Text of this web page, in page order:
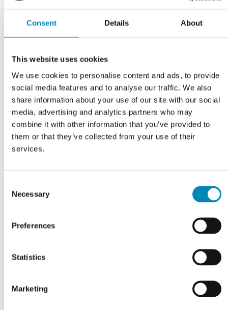
Consent Details About
This website uses cookies
We use cookies to personalise content and ads, to provide
social media features and to analyse our traffic. We also
share information about your use of our site with our social
media, advertising and analytics partners who may
combine it with other information that you’ve provided to
them or that they’ve collected from your use of their
services.
Selection
Necessary
Preferences
Statistics
Marketing
Har du husket?
Sokkelsæt inkl. en
sokkelende B: 124 cm